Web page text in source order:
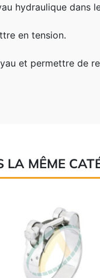
hydraulique dans
en tension.
et permettre de
LA MÊME